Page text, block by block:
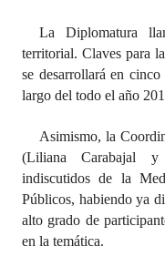
Bariloche, Municipio
Entrega de distinciones
REFORMA DE LA
La Diplomatura
territorial. Claves para
se desarrollará en
largo del todo el año
Asimismo, la
(Liliana Carabajal
indiscutidos de la
Públicos, habiendo ya
alto grado de
en la temática.